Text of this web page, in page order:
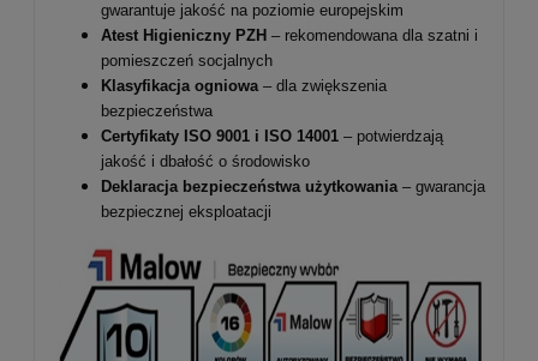
gwarantuje jakość na poziomie europejskim
Atest Higieniczny PZH – rekomendowana dla szatni i
pomieszczeń socjalnych
Klasyfikacja ogniowa– dla zwiększenia
bezpieczeństwa
Certyfikaty ISO 9001 i ISO 14001 – potwierdzają
jakość i dbałość o środowisko
Deklaracja bezpieczeństwa użytkowania– gwarancja
bezpiecznej eksploatacji